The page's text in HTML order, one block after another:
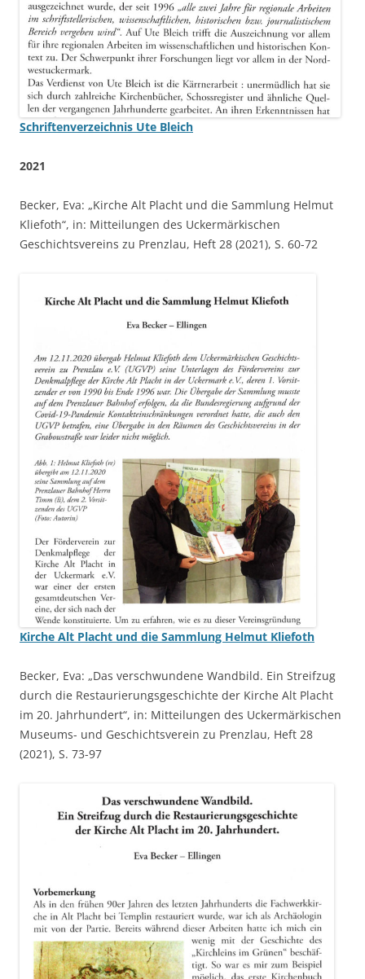
Schriftenverzeichnis Ute Bleich
2021
Becker, Eva: „Kirche Alt Placht und die Sammlung Helmut
Kliefoth“, in: Mitteilungen des Uckermärkischen
Geschichtsvereins zu Prenzlau, Heft 28 (2021), S. 60-72
Kirche Alt Placht und die Sammlung Helmut Kliefoth
Becker, Eva: „Das verschwundene Wandbild. Ein Streifzug
durch die Restaurierungsgeschichte der Kirche Alt Placht
im 20. Jahrhundert“, in: Mitteilungen des Uckermärkischen
Museums- und Geschichtsverein zu Prenzlau, Heft 28
(2021), S. 73-97